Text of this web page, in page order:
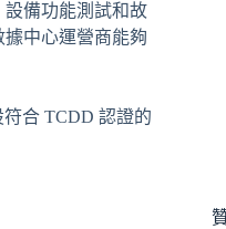
備功能測試和故
中心運營商能夠
符合 TCDD 認證的